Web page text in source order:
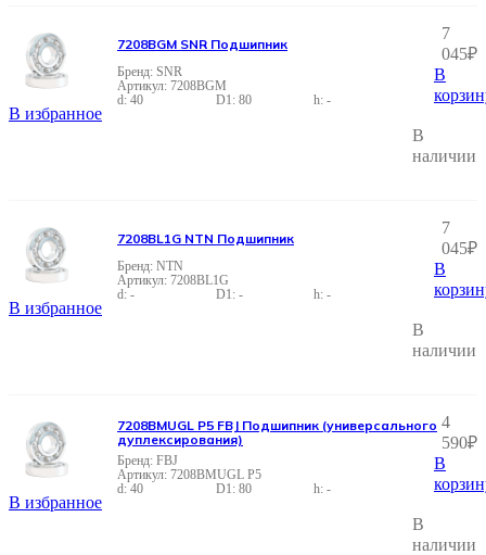
В избранное
7208BGM
40
80 -
SNR
7208BGM SNR Подшипник
7
045₽
В
В
наличии
В избранное
7208BL1G
-
- -
NTN
7208BL1G NTN Подшипник
7
045₽
В
В
наличии
В избранное
7208BMUGL P5
40
80 -
FBJ
7208BMUGL P5 FBJ Подшипник (универсального
дуплексирования)
4
590₽
В
В
наличии